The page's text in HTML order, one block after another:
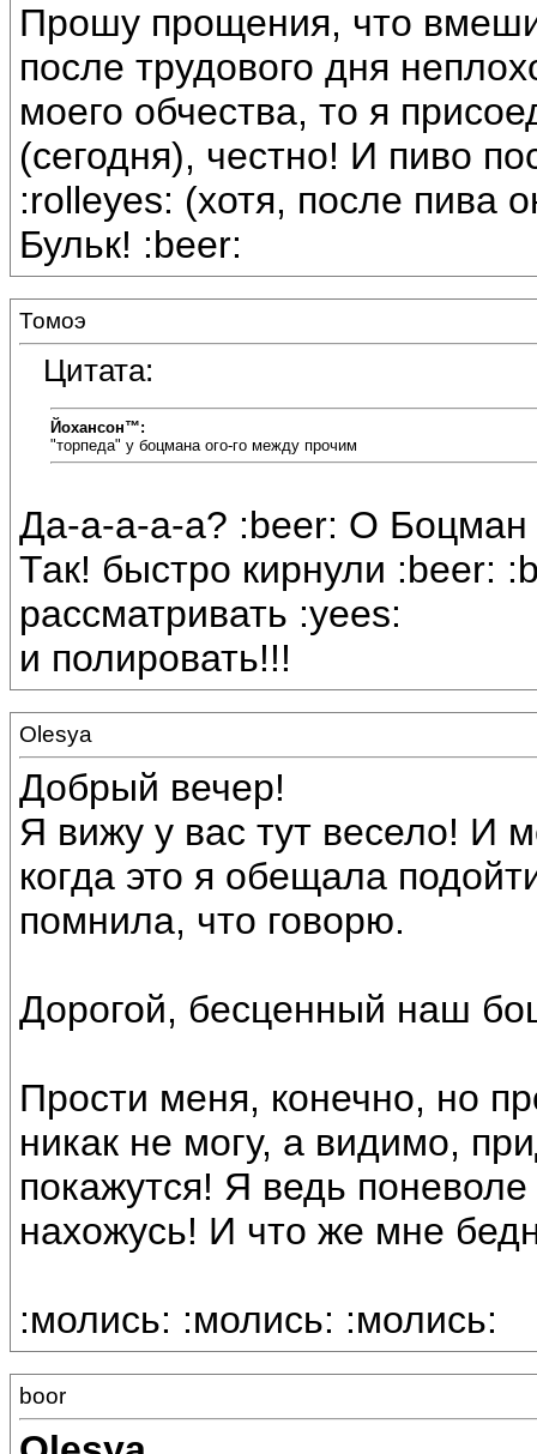
Прошу прощения, что
после трудового дня
моего обчества, то я
(сегодня), честно! И пиво
:rolleyes: (хотя, после пива
Бульк! :beer:
Томоэ
Цитата:
Йохансон™:
"торпеда" у боцмана ого-го между прочим
Да-а-а-а-а? :beer: О Боцман
Так! быстро кирнули :beer:
рассматривать :yees:
и полировать!!!
Olesya
Добрый вечер!
Я вижу у вас тут весело! И
когда это я обещала
помнила, что говорю.
Дорогой, бесценный наш
Прости меня, конечно, но
никак не могу, а видимо,
покажутся! Я ведь
нахожусь! И что же мне
:молись: :молись: :молись:
boor